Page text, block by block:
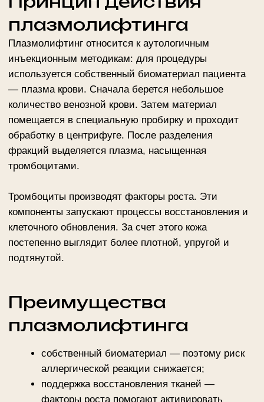
плазмолифтинга
собственный биоматериал — поэтому риск
аллергической реакции снижается;
поддержка восстановления тканей —
факторы роста помогают активировать
регенеративные процессы;
способствует повышению тонуса, более
ровному цвету и ухоженному внешнему виду;
помощь после косметологических процедур
— инъекции собственной плазмы могут
включать в программу восстановление после
пилингов, лазерных и аппаратных
короткий восстановительный период — после
привычному ритму при соблюдении
рекомендаций специалиста.
Этапы процедуры
плазмолифтинга
Сеанс начинается с консультации. Врач оценивает
определяется зона обработки: лицо, область вокруг
глаз, шея, декольте, волосистая часть головы или
другой участок по показаниям.
врачом прием препаратов, влияющих на
свертываемость крови. За 7 дней до визита
отменяют антикоагулянты, включая аспирин и
ибупрофен, если это согласовано со специалистом.
За 3 дня исключают алкоголь.